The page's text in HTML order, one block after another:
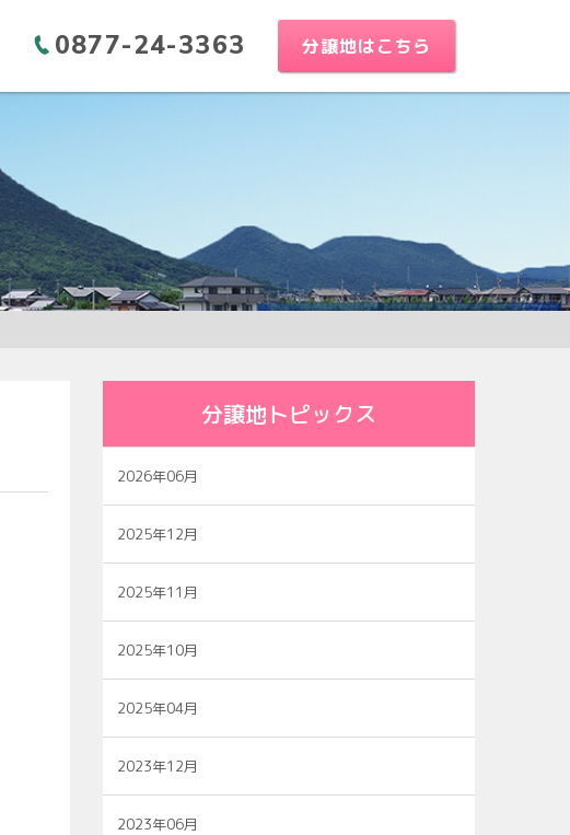
0877-24-3363 分譲地はこちら
分譲地トピックス
2026年06月
2025年12月
2025年11月
2025年10月
2025年04月
2023年12月
2023年06月